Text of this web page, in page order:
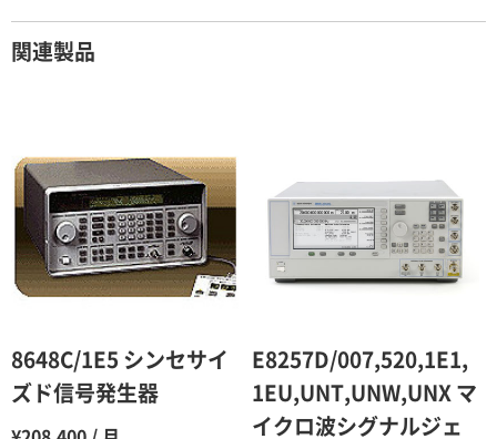
2ヶ月
3ヶ月 80％（割引率20％）
4ヶ月 75％（割引率25％）
5ヶ月
7ヶ月 60％（割引率 40％）
8ヶ月 55％（割引率45％）
関連製品
8648C/1E5 シンセサイ
ズド信号発生器
E8257D/007,520,1E1,
1EU,UNT,UNW,UNX マ
イクロ波シグナルジェ